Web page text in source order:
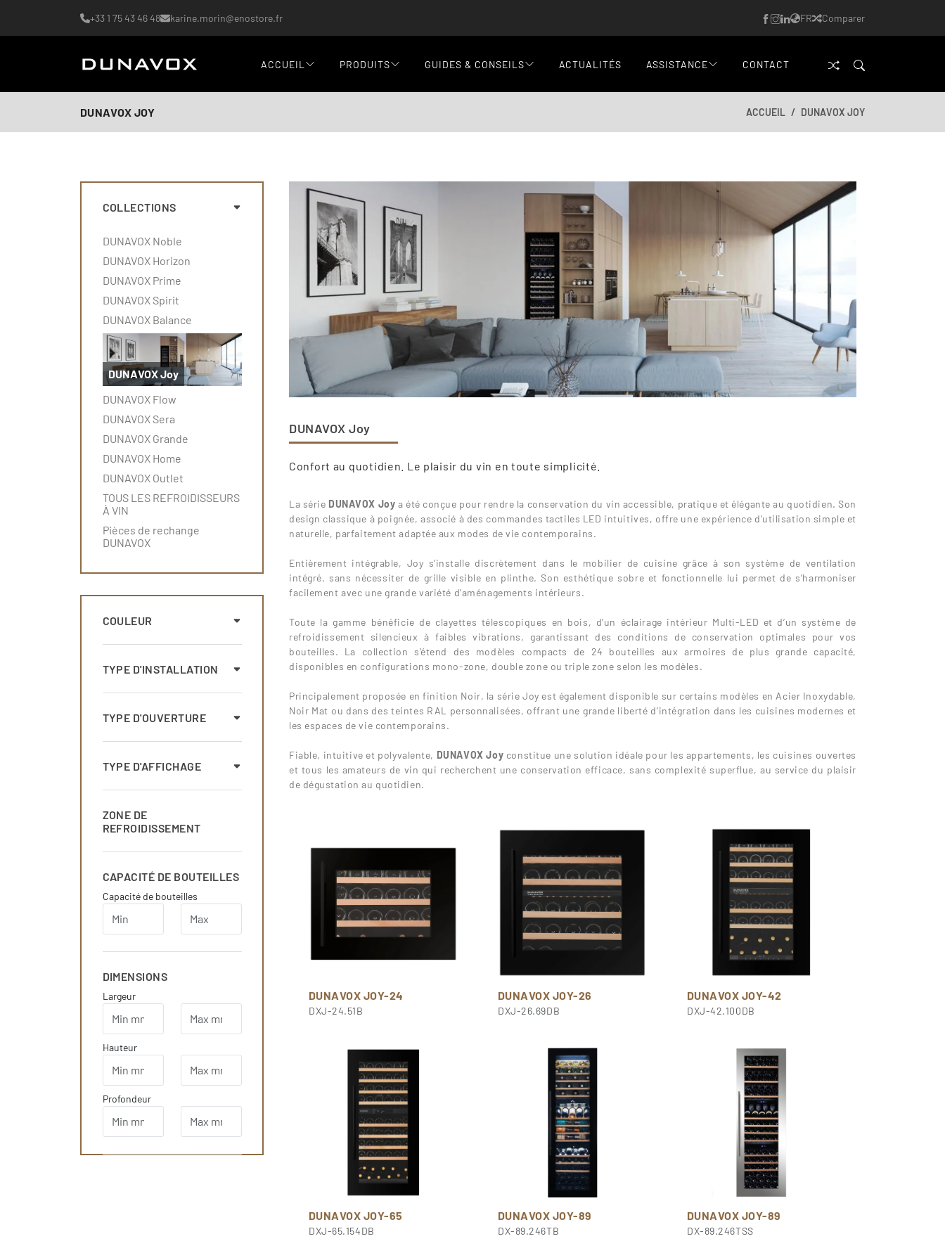
+33 1 75 43 46 48 karine.morin@enostore.fr FR Comparer
ACCUEIL PRODUITS GUIDES & CONSEILS ACTUALITÉS ASSISTANCE CONTACT
DUNAVOX JOY ACCUEIL DUNAVOX JOY
COLLECTIONS
DUNAVOX Noble
DUNAVOX Horizon
DUNAVOX Prime
DUNAVOX Spirit
DUNAVOX Balance
DUNAVOX Joy
DUNAVOX Flow
DUNAVOX Sera
DUNAVOX Grande
DUNAVOX Home
DUNAVOX Outlet
TOUS LES REFROIDISSEURS
À VIN
Pièces de rechange
DUNAVOX
COULEUR
TYPE D'INSTALLATION
TYPE D'OUVERTURE
TYPE D'AFFICHAGE
ZONE DE
REFROIDISSEMENT
CAPACITÉ DE BOUTEILLES
Capacité de bouteilles
DIMENSIONS
Largeur
Hauteur
Profondeur
DUNAVOX Joy
Confort au quotidien. Le plaisir du vin en toute simplicité.
La série DUNAVOX Joy a été conçue pour rendre la conservation du vin accessible, pratique et élégante au quotidien. Son
design classique à poignée, associé à des commandes tactiles LED intuitives, offre une expérience d’utilisation simple et
naturelle, parfaitement adaptée aux modes de vie contemporains.
Entièrement intégrable, Joy s’installe discrètement dans le mobilier de cuisine grâce à son système de ventilation
intégré, sans nécessiter de grille visible en plinthe. Son esthétique sobre et fonctionnelle lui permet de s’harmoniser
facilement avec une grande variété d’aménagements intérieurs.
Toute la gamme bénéficie de clayettes télescopiques en bois, d’un éclairage intérieur Multi-LED et d’un système de
refroidissement silencieux à faibles vibrations, garantissant des conditions de conservation optimales pour vos
bouteilles. La collection s’étend des modèles compacts de 24 bouteilles aux armoires de plus grande capacité,
disponibles en configurations mono-zone, double zone ou triple zone selon les modèles.
Principalement proposée en finition Noir, la série Joy est également disponible sur certains modèles en Acier Inoxydable,
Noir Mat ou dans des teintes RAL personnalisées, offrant une grande liberté d’intégration dans les cuisines modernes et
les espaces de vie contemporains.
Fiable, intuitive et polyvalente, DUNAVOX Joy constitue une solution idéale pour les appartements, les cuisines ouvertes
et tous les amateurs de vin qui recherchent une conservation efficace, sans complexité superflue, au service du plaisir
de dégustation au quotidien.
DUNAVOX JOY-24
DXJ-24.51B
DUNAVOX JOY-26
DXJ-26.69DB
DUNAVOX JOY-42
DXJ-42.100DB
DUNAVOX JOY-65
DXJ-65.154DB
DUNAVOX JOY-89
DX-89.246TB
DUNAVOX JOY-89
DX-89.246TSS